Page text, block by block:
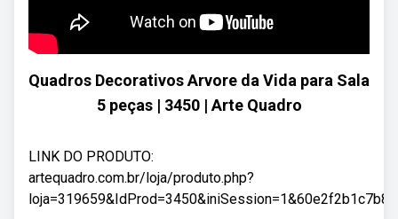
Quadros Decorativos Arvore da Vida para Sala
5 peças | 3450 | Arte Quadro
LINK DO PRODUTO:
artequadro.com.br/loja/produto.php?
loja=319659&IdProd=3450&iniSession=1&60e2f2b1c7b88